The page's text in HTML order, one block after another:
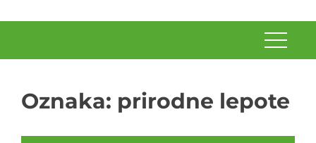
Oznaka: prirodne lepote